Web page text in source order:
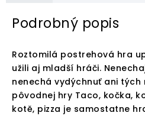
Podrobný popis
Roztomilá postrehová hra
užili aj mladší hráči.
nenechá vydýchnuť ani
pôvodnej hry Taco, kočka,
kotě, pizza je samostatne